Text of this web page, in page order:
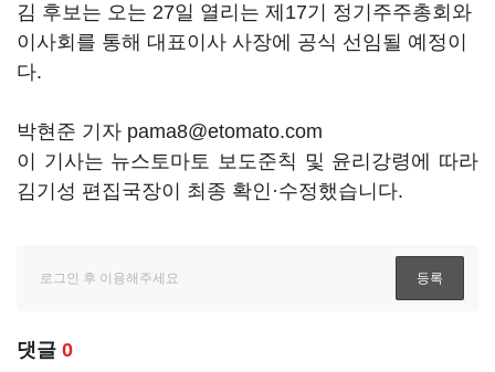
김 후보는 오는 27일 열리는 제17기 정기주주총회와
이사회를 통해 대표이사 사장에 공식 선임될 예정이
다.
박현준 기자 pama8@etomato.com
이 기사는 뉴스토마토 보도준칙 및 윤리강령에 따라
김기성 편집국장이 최종 확인·수정했습니다.
댓글 0